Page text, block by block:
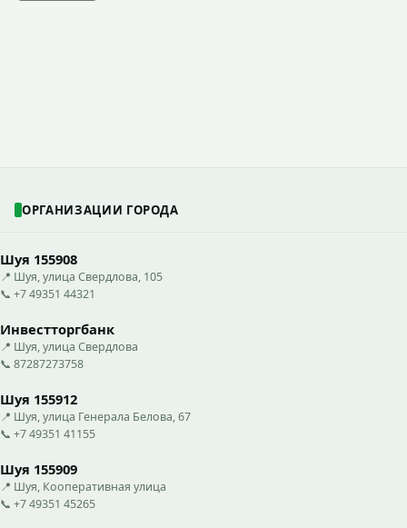
ОРГАНИЗАЦИИ ГОРОДА
Шуя 155908
📍 Шуя, улица Свердлова, 105
📞 +7 49351 44321
Инвестторгбанк
📍 Шуя, улица Свердлова
📞 87287273758
Шуя 155912
📍 Шуя, улица Генерала Белова, 67
📞 +7 49351 41155
Шуя 155909
📍 Шуя, Кооперативная улица
📞 +7 49351 45265